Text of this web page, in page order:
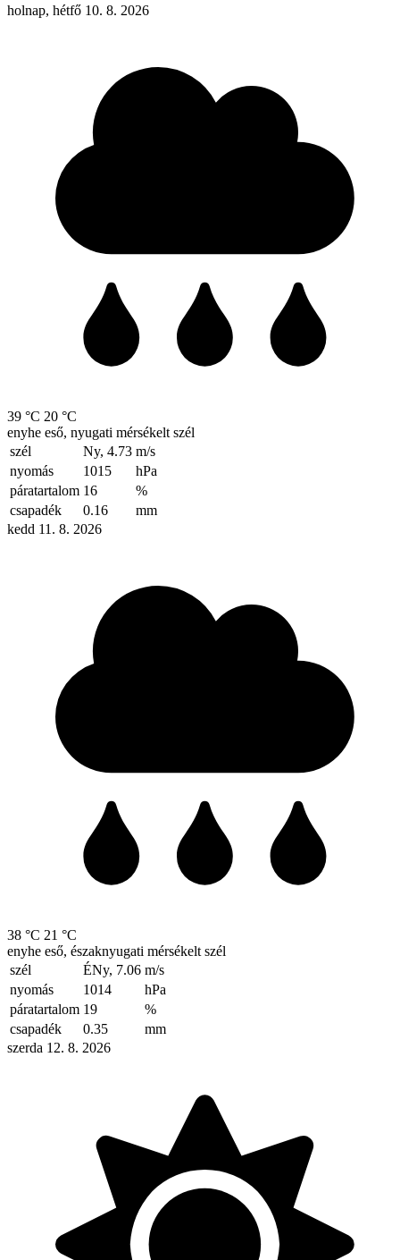
holnap, hétfő 10. 8. 2026
39 °C 20 °C
enyhe eső, nyugati mérsékelt szél
szél
Ny, 4.73 m/s
nyomás
1015
hPa
páratartalom 16
%
csapadék
0.16
mm
kedd 11. 8. 2026
38 °C 21 °C
enyhe eső, északnyugati mérsékelt szél
szél
ÉNy, 7.06 m/s
nyomás
1014
hPa
páratartalom 19
%
csapadék
0.35
mm
szerda 12. 8. 2026